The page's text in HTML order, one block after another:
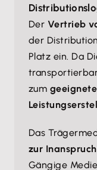
Der Vertrieb
der
Platz ein. Da
zum
Das
zur
Gängige